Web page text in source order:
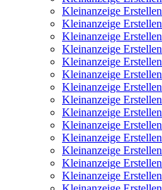
Kleinanzeige Erstellen
Kleinanzeige Erstellen
Kleinanzeige Erstellen
Kleinanzeige Erstellen
Kleinanzeige Erstellen
Kleinanzeige Erstellen
Kleinanzeige Erstellen
Kleinanzeige Erstellen
Kleinanzeige Erstellen
Kleinanzeige Erstellen
Kleinanzeige Erstellen
Kleinanzeige Erstellen
Kleinanzeige Erstellen
Kleinanzeige Erstellen